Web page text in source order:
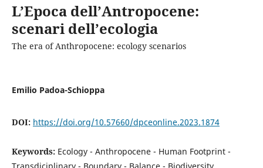
L’Epoca dell’Antropocene:
scenari dell’ecologia
The era of Anthropocene: ecology scenarios
Emilio Padoa-Schioppa
DOI: https://doi.org/10.57660/dpceonline.2023.1874
Keywords: Ecology - Anthropocene - Human Footprint -